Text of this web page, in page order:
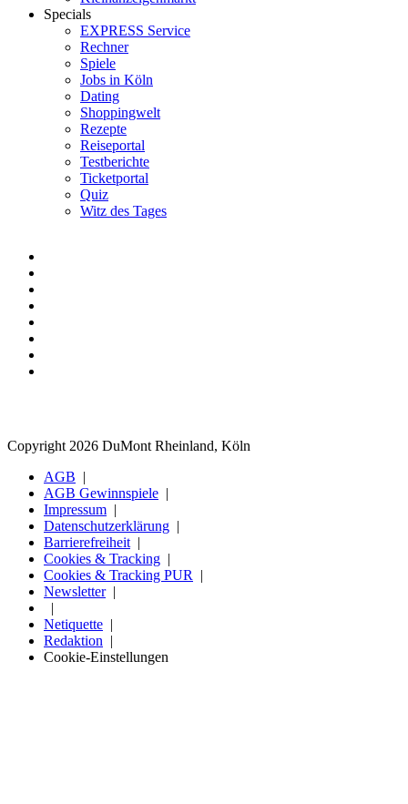
Specials
EXPRESS Service
Rechner
Spiele
Jobs in Köln
Dating
Shoppingwelt
Rezepte
Reiseportal
Testberichte
Ticketportal
Quiz
Witz des Tages
Copyright 2026 DuMont Rheinland, Köln
AGB
AGB Gewinnspiele
Impressum
Datenschutzerklärung
Barrierefreiheit
Cookies & Tracking
Cookies & Tracking PUR
Newsletter
Netiquette
Redaktion
Cookie-Einstellungen